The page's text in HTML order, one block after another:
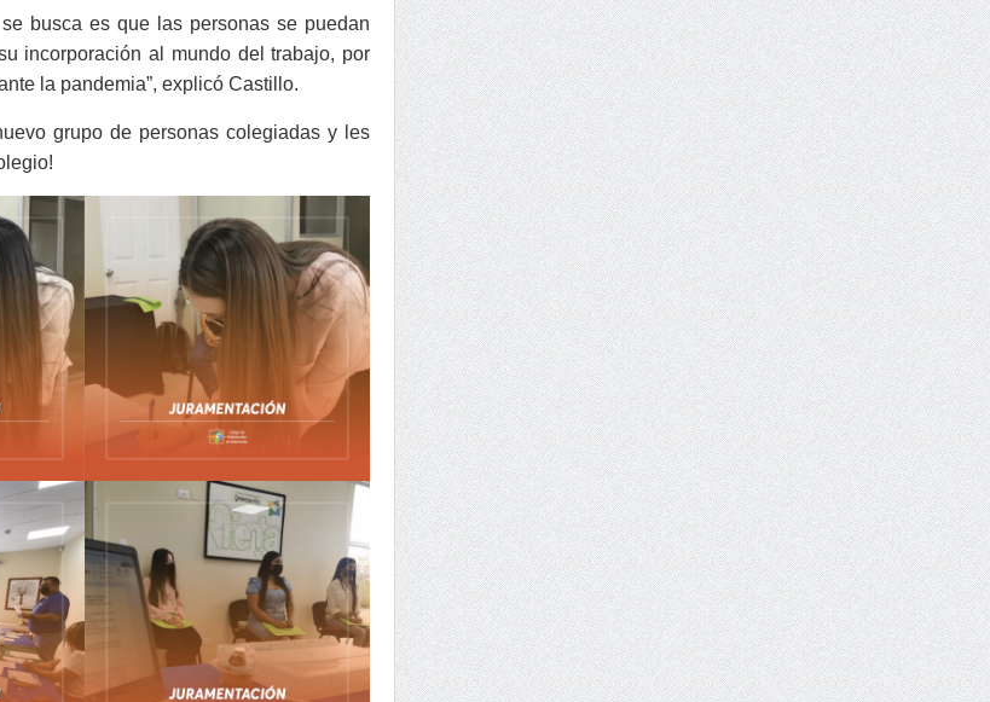
busca es que las personas se puedan
incorporación al mundo del trabajo, por
la pandemia”, explicó Castillo.
grupo de personas colegiadas y les